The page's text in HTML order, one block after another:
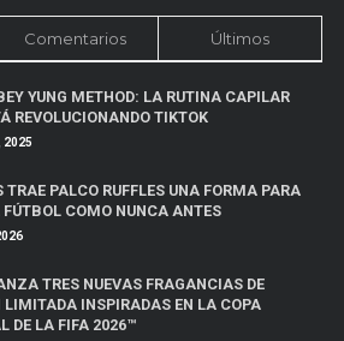
Comentarios Últimos
YUNG METHOD: LA RUTINA CAPILAR
REVOLUCIONANDO TIKTOK
2025
TRAE PALCO RUFFLES UNA FORMA PARA
FÚTBOL COMO NUNCA ANTES
TRES NUEVAS FRAGANCIAS DE
LIMITADA INSPIRADAS EN LA COPA
DE LA FIFA 2026™